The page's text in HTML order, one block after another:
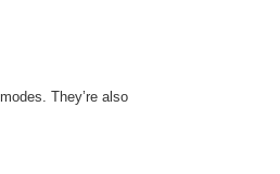
They’re also